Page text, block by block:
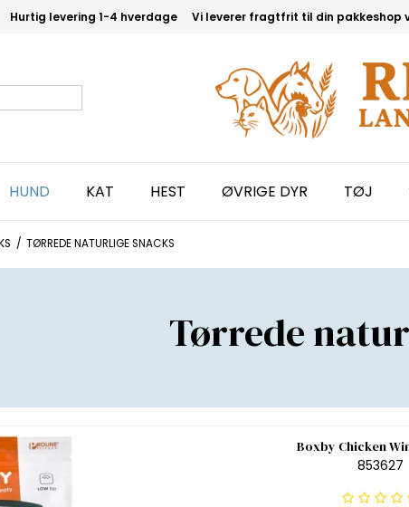
Hurtig levering 1-4 hverdage Vi leverer fragtfrit til din pakkeshop
HUND KAT HEST ØVRIGE DYR TØJ
/ TØRREDE NATURLIGE SNACKS
Tørrede
Boxby Chicken
853627